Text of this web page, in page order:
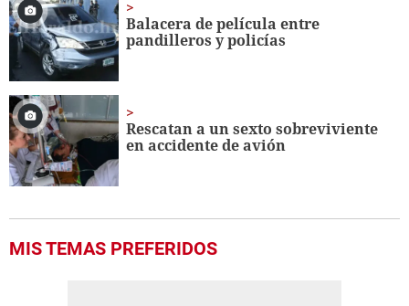
Balacera de película entre
pandilleros y policías
Rescatan a un sexto sobreviviente
en accidente de avión
MIS TEMAS PREFERIDOS